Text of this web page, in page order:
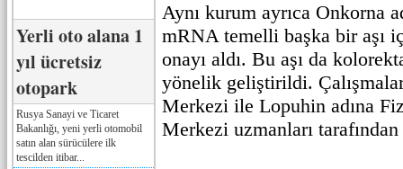
Yerli oto alana 1
yıl ücretsiz
otopark
Rusya Sanayi ve Ticaret
Bakanlığı, yeni yerli otomobil
satın alan sürücülere ilk
tescilden itibar...
Aynı kurum ayrıca Onkorna
mRNA temelli başka bir aşı
onayı aldı. Bu aşı da
yönelik geliştirildi.
Merkezi ile Lopuhin adına
Merkezi uzmanları